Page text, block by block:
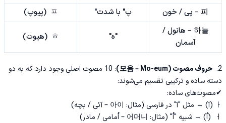
피 – پی / خون پ" با شدت"
ㅍ (پیوپ)
하늘 – هانول /
آسمان
"ه" ㅎ (هیوت)
2. حروف مصوت (모음 – Mo-eum)
: 10 مصوت اصلی وجود دارد که به دو
دسته ساده و ترکیبی تقسیم می‌شوند:
✔مصوت‌های ساده:
ㅏ (آ) → مثل "آ" در فارسی (مثال: 아이 – آئی / بچه)
ㅓ (اُ) → شبیه "اُ" (مثال: 어머니 – اُمامی / مادر)